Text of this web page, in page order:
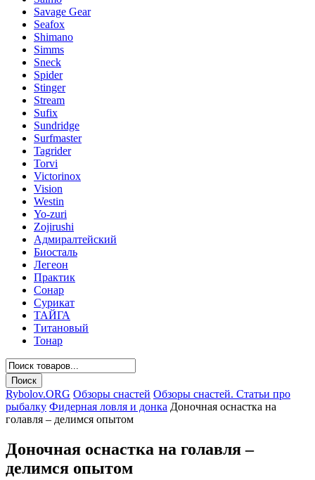
Savage Gear
Seafox
Shimano
Simms
Sneck
Spider
Stinger
Stream
Sufix
Sundridge
Surfmaster
Tagrider
Torvi
Victorinox
Vision
Westin
Yo-zuri
Zojirushi
Адмиралтейский
Биосталь
Легеон
Практик
Сонар
Сурикат
ТАЙГА
Титановый
Тонар
Rybolov.ORG Обзоры снастей Обзоры снастей. Статьи про
рыбалку Фидерная ловля и донка Доночная оснастка на
голавля – делимся опытом
Доночная оснастка на голавля –
делимся опытом